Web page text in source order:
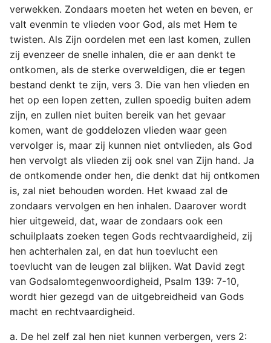
verwekken. Zondaars moeten het weten en beven, er
valt evenmin te vlieden voor God, als met Hem te
twisten. Als Zijn oordelen met een last komen, zullen
zij evenzeer de snelle inhalen, die er aan denkt te
ontkomen, als de sterke overweldigen, die er tegen
bestand denkt te zijn, vers 3. Die van hen vlieden en
het op een lopen zetten, zullen spoedig buiten adem
zijn, en zullen niet buiten bereik van het gevaar
komen, want de goddelozen vlieden waar geen
vervolger is, maar zij kunnen niet ontvlieden, als God
hen vervolgt als vlieden zij ook snel van Zijn hand. Ja
de ontkomende onder hen, die denkt dat hij ontkomen
is, zal niet behouden worden. Het kwaad zal de
zondaars vervolgen en hen inhalen. Daarover wordt
hier uitgeweid, dat, waar de zondaars ook een
schuilplaats zoeken tegen Gods rechtvaardigheid, zij
hen achterhalen zal, en dat hun toevlucht een
toevlucht van de leugen zal blijken. Wat David zegt
van Godsalomtegenwoordigheid, Psalm 139: 7-10,
wordt hier gezegd van de uitgebreidheid van Gods
macht en rechtvaardigheid.
a. De hel zelf zal hen niet kunnen verbergen, vers 2: